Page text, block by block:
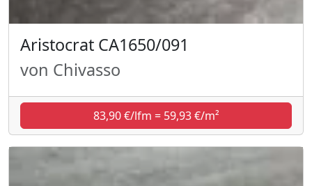
Aristocrat CA1650/091
von Chivasso
83,90 €/lfm = 59,93 €/m²